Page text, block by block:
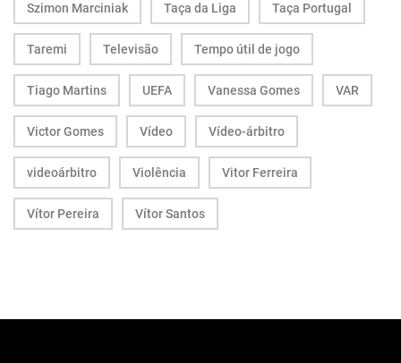
Szimon Marciniak Taça da Liga Taça Portugal
Taremi Televisão Tempo útil de jogo
Tiago Martins UEFA Vanessa Gomes VAR
Victor Gomes Vídeo Vídeo-árbitro
videoárbitro Violência Vitor Ferreira
Vítor Pereira Vítor Santos